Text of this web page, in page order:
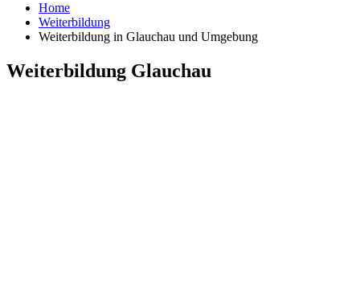
Home
Weiterbildung
Weiterbildung in Glauchau und Umgebung
Weiterbildung Glauchau